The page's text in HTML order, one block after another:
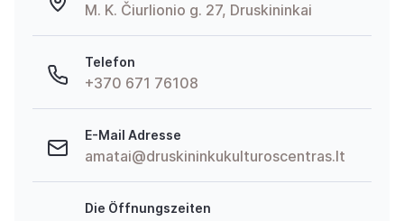
M. K. Čiurlionio g. 27, Druskininkai
Telefon
+370 671 76108
E-Mail Adresse
amatai@druskininkukulturoscentras.lt
Die Öffnungszeiten